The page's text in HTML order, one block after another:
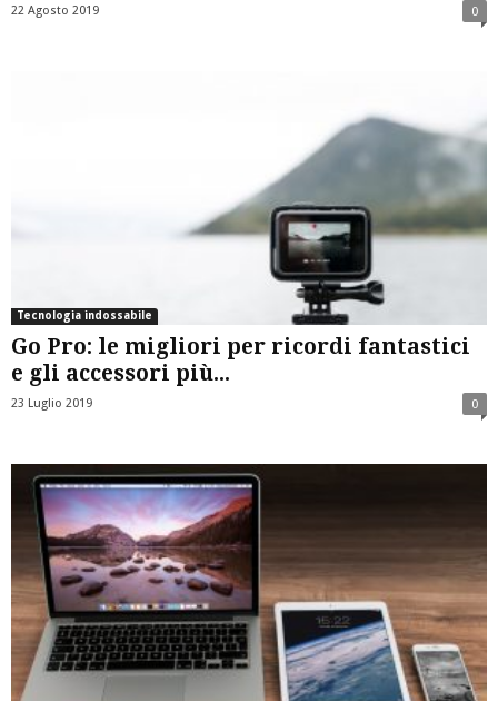
22 Agosto 2019 0
Tecnologia indossabile
Go Pro: le migliori per ricordi fantastici
e gli accessori più...
23 Luglio 2019 0